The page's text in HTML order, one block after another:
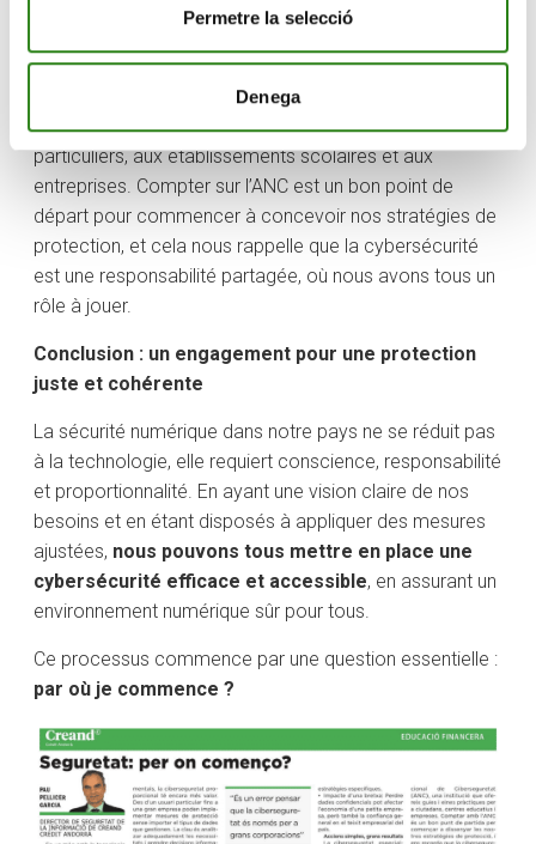
Permetre la selecció
Denega
L’Agence nationale de cybersécurité
Une autre bonne nouvelle, c’est que l’Andorre dispose
de l’Agence nationale de cybersécurité (ANC), une
institution qui fournit conseils et outils pratiques aux
particuliers, aux établissements scolaires et aux
entreprises. Compter sur l’ANC est un bon point de
départ pour commencer à concevoir nos stratégies de
protection, et cela nous rappelle que la cybersécurité
est une responsabilité partagée, où nous avons tous un
rôle à jouer.
Conclusion : un engagement pour une protection
juste et cohérente
La sécurité numérique dans notre pays ne se réduit pas
à la technologie, elle requiert conscience, responsabilité
et proportionnalité. En ayant une vision claire de nos
besoins et en étant disposés à appliquer des mesures
ajustées, nous pouvons tous mettre en place une
cybersécurité efficace et accessible, en assurant un
environnement numérique sûr pour tous.
Ce processus commence par une question essentielle :
par où je commence ?